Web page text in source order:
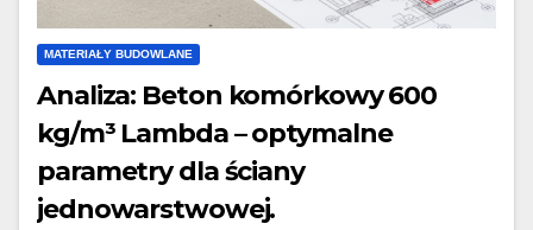
MATERIAŁY BUDOWLANE
Analiza: Beton komórkowy 600
kg/m³ Lambda – optymalne
parametry dla ściany
jednowarstwowej.